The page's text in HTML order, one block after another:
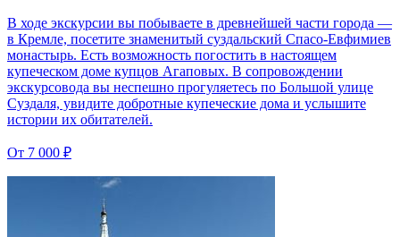
В ходе экскурсии вы побываете в древнейшей части города —
в Кремле, посетите знаменитый суздальский Спасо-Евфимиев
монастырь. Есть возможность погостить в настоящем
купеческом доме купцов Агаповых. В сопровождении
экскурсовода вы неспешно прогуляетесь по Большой улице
Суздаля, увидите добротные купеческие дома и услышите
истории их обитателей.
От 7 000 ₽